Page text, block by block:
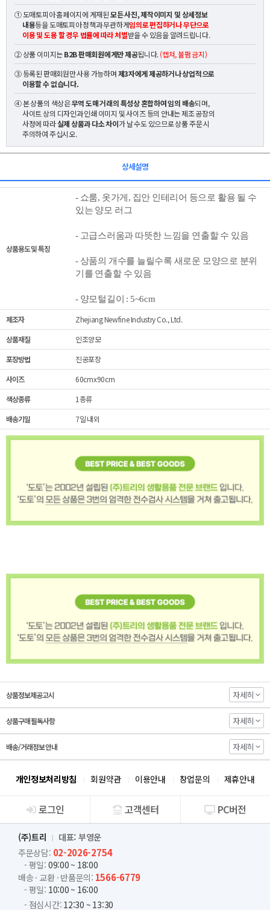
① 도매토피아 홈페이지에 게재된모든 사진, 제작이미지 및 상세정보
내용등을 도매토피아 정책과 무관하게임의로 편집하거나 무단으로
이용 및 도용 할 경우 법률에 따라 처벌받을 수 있음을 알려드립니다.
② 상품 이미지는B2B 판매회원에게만 제공됩니다.(캡쳐, 불펌 금지)
③ 등록된 판매회원만 사용 가능하며제3자에게 제공하거나 상업적으로
이용할 수 없습니다.
④ 본 상품의 색상은무역 도매 거래의 특성상 혼합하여 임의 배송되며,
사이트 상의 디자인과 인쇄 이미지 및 사이즈 등의 안내는 제조 공장의
사정에 따라실제 상품과 다소 차이가 날 수도 있으므로 상품 주문 시
주의하여 주십시오.
상세설명
상품용도 및 특징
- 쇼룸, 옷가게, 집안 인테리어 등으로 활용 될 수
있는 양모 러그
- 고급스러움과 따뜻한 느낌을 연출할 수 있음
- 상품의 개수를 늘릴수록 새로운 모양으로 분위
기를 연출할 수 있음
- 양모털길이 : 5~6cm
제조자
Zhejiang Newfine Industry Co., Ltd.
상품재질
인조양모
포장방법
진공포장
사이즈
60cmx90cm
색상종류
1종류
배송기일
7일 내외
상품정보제공고시 자세히
상품구매 필독사항 자세히
배송/거래정보 안내 자세히
개인정보처리방침 회원약관 이용안내 창업문의 제휴안내
회사소개
로그인 고객센터 PC버전
(주)트리
대표: 부영운
주문상담: 02-2026-2754
- 평일: 09:00 ~ 18:00
배송 · 교환 · 반품문의: 1566-6779
- 평일: 10:00 ~ 16:00
- 점심시간: 12:30 ~ 13:30